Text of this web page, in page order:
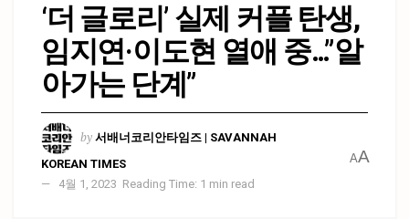
‘더 글로리’ 실제 커플 탄생,
임지연·이도현 열애 중…”알
아가는 단계”
by 서배너코리안타임즈 | SAVANNAH
KOREAN TIMES
4월 1, 2023 Reading Time: 1 min read
AA